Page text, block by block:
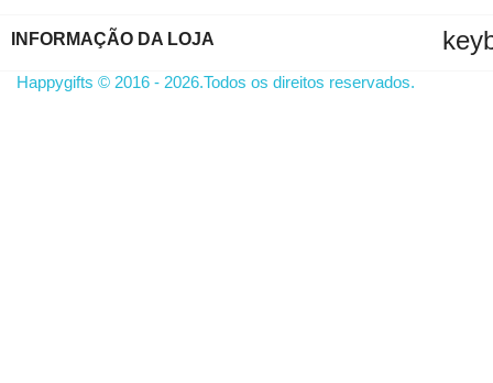
INFORMAÇÃO DA LOJA
Happygifts © 2016 - 2026.Todos os direitos reservados.